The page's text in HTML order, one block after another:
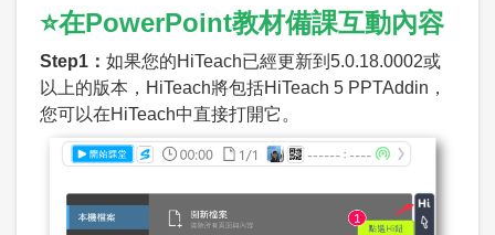
⭐在PowerPoint教材備課互動內容
Step1： 如果您的HiTeach已經更新到5.0.18.0002或
以上的版本，HiTeach將包括HiTeach 5 PPTAddin，
您可以在HiTeach中直接打開它。